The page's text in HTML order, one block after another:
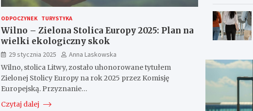
ODPOCZYNEK TURYSTYKA
Wilno – Zielona Stolica Europy 2025: Plan na
wielki ekologiczny skok
29 stycznia 2025
Anna Laskowska
Wilno, stolica Litwy, zostało uhonorowane tytułem
Zielonej Stolicy Europy na rok 2025 przez Komisję
Europejską. Przyznanie…
Czytaj dalej